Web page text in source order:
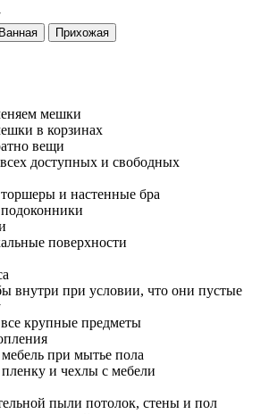
мешки
в корзинах
вещи
доступных и свободных
и настенные бра
поверхности
внутри при условии, что они пустые
крупные предметы
при мытье пола
и чехлы с мебели
пыли потолок, стены и пол